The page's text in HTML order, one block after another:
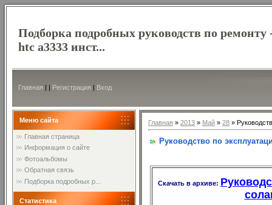
Подборка подробных руководств по ремонту
htc a3333 инст...
Главная | | Регистрация | Вход
Меню сайта
Главная страница
Информация о сайте
Фотоальбомы
Обратная связь
Подборка подробных р...
Статистика
Главная » 2013 » Май » 28 »
Руководство по
Скачать в архиве: